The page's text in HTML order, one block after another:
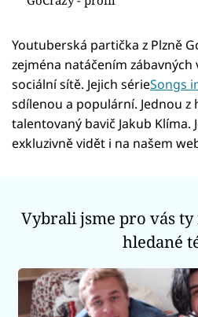
Videa
Sledujte prima+
Přihlášení
Youtuberská partička z Plzně
zejména natáčením
sociální sítě. Jejich sérieSongs
sdílenou a populární. Jednou
talentovaný bavič Jakub Klíma.
exkluzivně vidět i na našem
Vybrali jsme pro vás
hledané